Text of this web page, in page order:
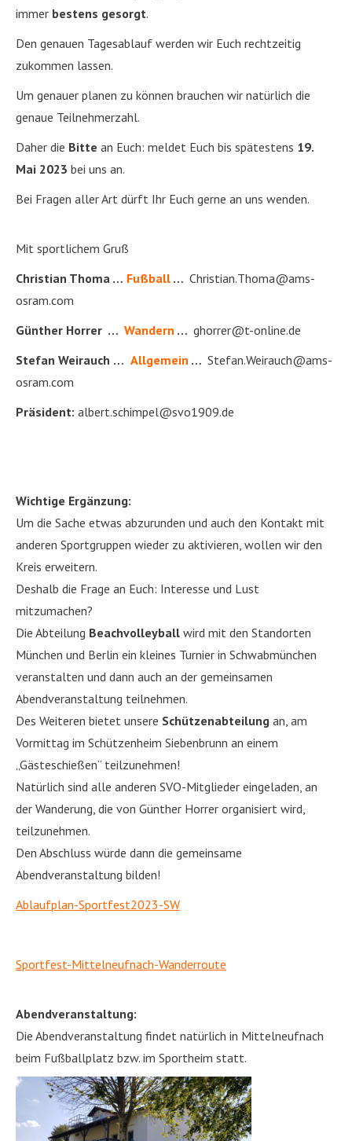
immer bestens gesorgt.
Den genauen Tagesablauf werden wir Euch rechtzeitig
zukommen lassen.
Um genauer planen zu können brauchen wir natürlich die
genaue Teilnehmerzahl.
Daher die Bitte an Euch: meldet Euch bis spätestens 19.
Mai 2023 bei uns an.
Bei Fragen aller Art dürft Ihr Euch gerne an uns wenden.
Mit sportlichem Gruß
Christian Thoma … Fußball … Christian.Thoma@ams-
osram.com
Günther Horrer … Wandern … ghorrer@t-online.de
Stefan Weirauch … Allgemein … Stefan.Weirauch@ams-
osram.com
Präsident: albert.schimpel@svo1909.de
Wichtige Ergänzung:
Um die Sache etwas abzurunden und auch den Kontakt mit
anderen Sportgruppen wieder zu aktivieren, wollen wir den
Kreis erweitern.
Deshalb die Frage an Euch: Interesse und Lust
mitzumachen?
Die Abteilung Beachvolleyball wird mit den Standorten
München und Berlin ein kleines Turnier in Schwabmünchen
veranstalten und dann auch an der gemeinsamen
Abendveranstaltung teilnehmen.
Des Weiteren bietet unsere Schützenabteilung an, am
Vormittag im Schützenheim Siebenbrunn an einem
„Gästeschießen“ teilzunehmen!
Natürlich sind alle anderen SVO-Mitglieder eingeladen, an
der Wanderung, die von Günther Horrer organisiert wird,
teilzunehmen.
Den Abschluss würde dann die gemeinsame
Abendveranstaltung bilden!
Ablaufplan-Sportfest2023-SW
Sportfest-Mittelneufnach-Wanderroute
Abendveranstaltung:
Die Abendveranstaltung findet natürlich in Mittelneufnach
beim Fußballplatz bzw. im Sportheim statt.